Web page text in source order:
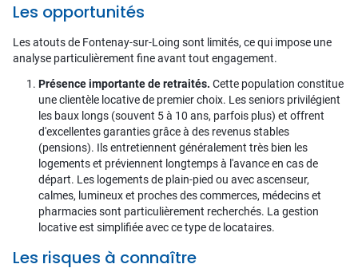
Les opportunités
Les atouts de Fontenay-sur-Loing sont limités, ce qui impose une
analyse particulièrement fine avant tout engagement.
Présence importante de retraités. Cette population constitue
une clientèle locative de premier choix. Les seniors privilégient
les baux longs (souvent 5 à 10 ans, parfois plus) et offrent
d'excellentes garanties grâce à des revenus stables
(pensions). Ils entretiennent généralement très bien les
logements et préviennent longtemps à l'avance en cas de
départ. Les logements de plain-pied ou avec ascenseur,
calmes, lumineux et proches des commerces, médecins et
pharmacies sont particulièrement recherchés. La gestion
locative est simplifiée avec ce type de locataires.
Les risques à connaître